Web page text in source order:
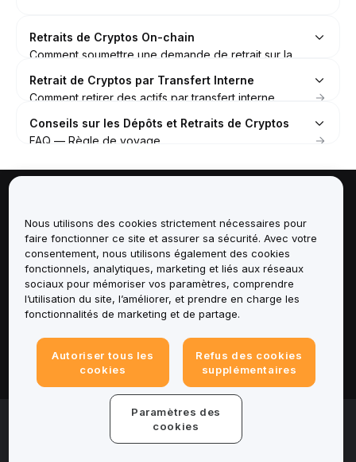
Retraits de Cryptos On-chain
Comment soumettre une demande de retrait sur la
chaîne
FAQ — Retraits de Crypto On-Chain
retrait
Retrait de Cryptos par Transfert Interne
Comment retirer des actifs par transfert interne
Conseils sur les Dépôts et Retraits de Cryptos
FAQ — Règle de voyage
Bybit EU ?
Services
Assistance
Produits
Mentions légales
© 2025-2026 Bybit.eu. Tous droits réservés.
Conditions d'utilisation | Conditions de
Nous utilisons des cookies strictement nécessaires pour
faire fonctionner ce site et assurer sa sécurité. Avec votre
consentement, nous utilisons également des cookies
fonctionnels, analytiques, marketing et liés aux réseaux
sociaux pour mémoriser vos paramètres, comprendre
l’utilisation du site, l’améliorer, et prendre en charge les
fonctionnalités de marketing et de partage.
Autoriser tous les
cookies
Refus des cookies
supplémentaires
Paramètres des
cookies